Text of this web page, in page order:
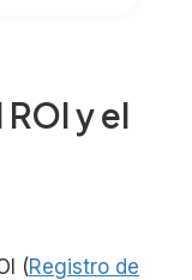
y el
(Registro de